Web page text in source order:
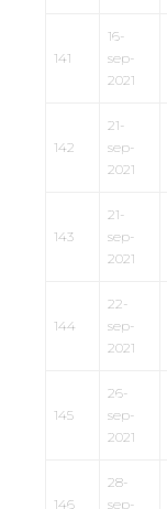
141
16-
sep-
2021
142
21-
sep-
2021
143
21-
sep-
2021
144
22-
sep-
2021
145
26-
sep-
2021
146
28-
sep-